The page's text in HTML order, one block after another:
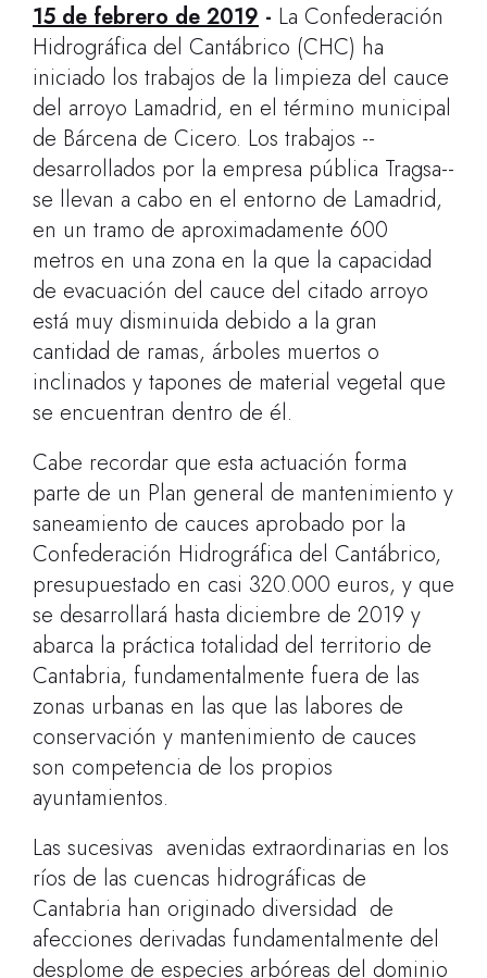
15 de febrero de 2019 - La Confederación
Hidrográfica del Cantábrico (CHC) ha
iniciado los trabajos de la limpieza del cauce
del arroyo Lamadrid, en el término municipal
de Bárcena de Cicero. Los trabajos --
desarrollados por la empresa pública Tragsa--
se llevan a cabo en el entorno de Lamadrid,
en un tramo de aproximadamente 600
metros en una zona en la que la capacidad
de evacuación del cauce del citado arroyo
está muy disminuida debido a la gran
cantidad de ramas, árboles muertos o
inclinados y tapones de material vegetal que
se encuentran dentro de él.
Cabe recordar que esta actuación forma
parte de un Plan general de mantenimiento y
saneamiento de cauces aprobado por la
Confederación Hidrográfica del Cantábrico,
presupuestado en casi 320.000 euros, y que
se desarrollará hasta diciembre de 2019 y
abarca la práctica totalidad del territorio de
Cantabria, fundamentalmente fuera de las
zonas urbanas en las que las labores de
conservación y mantenimiento de cauces
son competencia de los propios
ayuntamientos.
Las sucesivas avenidas extraordinarias en los
ríos de las cuencas hidrográficas de
Cantabria han originado diversidad de
afecciones derivadas fundamentalmente del
desplome de especies arbóreas del dominio